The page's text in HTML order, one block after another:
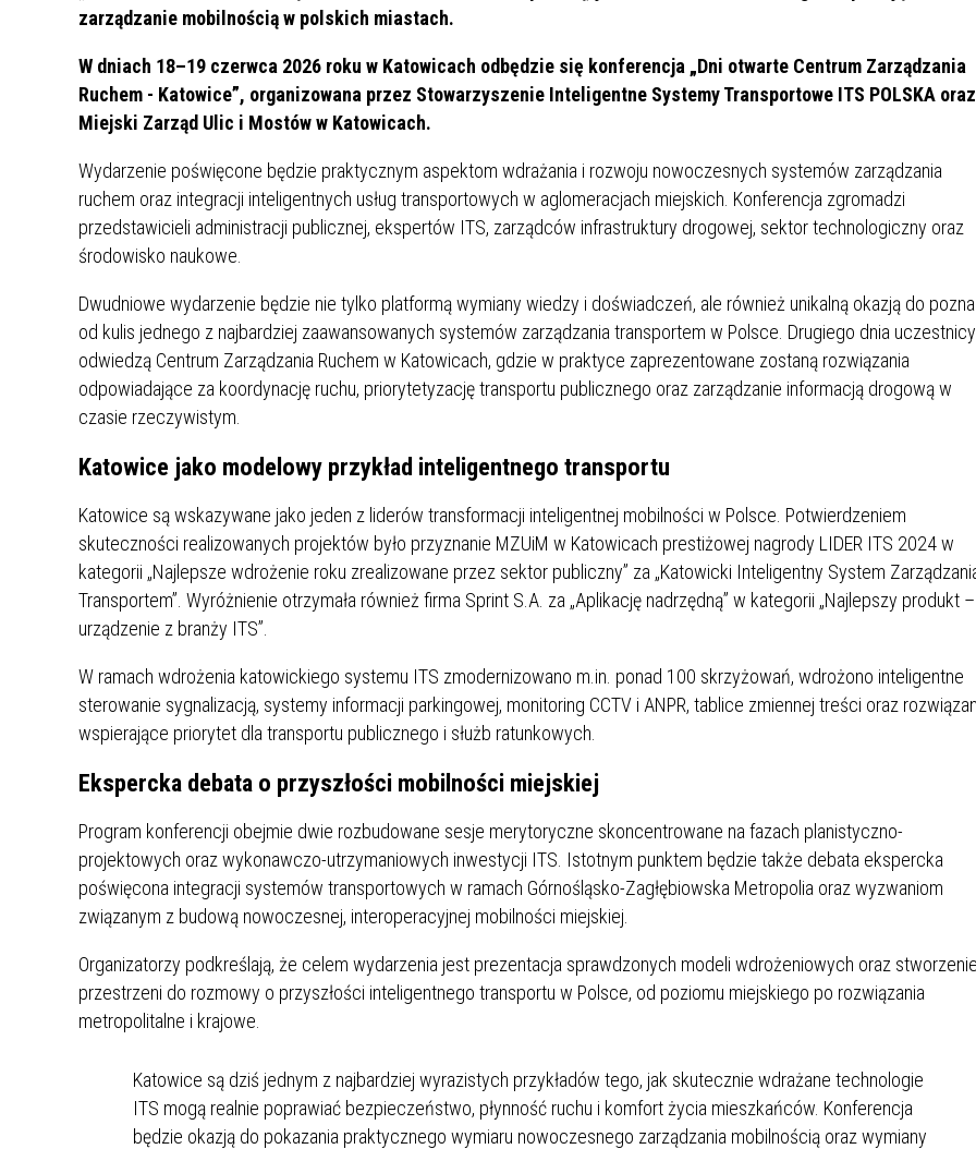
KARTA DUŻEJ RODZINY OFERTY PRACY
3+ GÓRĄ!"
AKTYWIZACJA SPOŁECZNO–
ZAWODOWA OSÓB
NIEPEŁNOSPRAWNYCH
PLAN OGÓLNY BĘDZIŃSKA KARTA SENIORA
PODATKI LOKALNE –
PODSTAWOWE INFORMACJE,
STAWKI I FORMULARZE
KAMPANIA EDUKACYJNO-
EKOLOGICZNA W RAMACH
LINEARNY
REJESTR DANYCH
KONTAKTOWYCH (RDK)
INFORMACJE ZUS INFORMACJE MOPS BĘDZIN INFORMACJE ARIMR
INFORMACJE KRUS
SZANSA – FORMY AKTYWNEGO
WSPARCIA OBSZARU
ZREWITALIZOWANEGO
MŁODZIEŻOWA RADA MIASTA
BĘDZINA
WYKAZ ZWIERZĄT
Z TERENU MIASTA
BĘDZIŃSKA AKADEMIA MAŁEGO
PORADY OD PRACA.PL
PROJEKT EKOLIDERKI
SPRAWIEDLIWEJ TRANSFORMACJI
PRACA W WOJSKU JAKO
WYMAGANIA, ZAROBKI
KONKURS FOTOGRAFICZNY
„METROPOLIA. PRZEZ PRYZMAT
WODY”
URZĄD KNF - XV EDYCJA
KONKURSU O NAGRODĘ
PRZEWODNICZĄCEGO KOMISJI
NAJLEPSZĄ PRACĘ DOKTORSKĄ Z
ZAKRESU RYNKU FINANSOWEGO
KATOWICE OTWIERAJĄ
CENTRUM ZARZĄDZANIA
PRZEPROWADZENIA OCENY
RYZYKA WEWNĘTRZNEGO
SYSTEMU WODOCIĄGOWEGO
UCZNIÓW
DLA WYRÓŻNIAJĄCYCH SIĘ
AWANS ZAWODOWY NAUCZYCIELI
ZAKŁADANIE PLACÓWEK
NIEPUBLICZNYCH
DOFINANSOWANIE
KSZTAŁCENIA
STYPENDIUM MIASTA BĘDZINA
PAŃSTWOWA SZKOŁA MUZYCZNA
I ST. IM. FRYDERYKA CHOPINA
ZADANIA
BUDŻETU PAŃSTWA
DOTACJE DLA NIEPUBLICZNYCH
SZKÓŁ I PRZEDSZKOLI W
BĘDZINIE
ZAPOMOGOWO-POŻYCZKOWA
PRACOWNIKÓW OŚWIATY
SZKÓŁ” Z WOJEWÓDZKIEGO
FUNDUSZU OCHRONY
ŚRODOWISKA I
WODNEJ W KATOWICACH
POMOC ZDROWOTNA DLA
SZANS EDUKACYJNYCH DZIECI I
MŁODZIEŻY „PRZYJAZNA SZKOŁA”
W LATACH 2025-2027
zarządzanie mobilnością w polskich miastach.
W dniach 18–19 czerwca 2026 roku w Katowicach odbędzie się konferencja „Dni otwarte Centrum Zarządzania
Ruchem - Katowice”, organizowana przez Stowarzyszenie Inteligentne Systemy Transportowe ITS POLSKA oraz
Miejski Zarząd Ulic i Mostów w Katowicach.
Wydarzenie poświęcone będzie praktycznym aspektom wdrażania i rozwoju nowoczesnych systemów zarządzania
ruchem oraz integracji inteligentnych usług transportowych w aglomeracjach miejskich. Konferencja zgromadzi
przedstawicieli administracji publicznej, ekspertów ITS, zarządców infrastruktury drogowej, sektor technologiczny oraz
środowisko naukowe.
Dwudniowe wydarzenie będzie nie tylko platformą wymiany wiedzy i doświadczeń, ale również unikalną okazją do
od kulis jednego z najbardziej zaawansowanych systemów zarządzania transportem w Polsce. Drugiego dnia uczestnicy
odwiedzą Centrum Zarządzania Ruchem w Katowicach, gdzie w praktyce zaprezentowane zostaną rozwiązania
odpowiadające za koordynację ruchu, priorytetyzację transportu publicznego oraz zarządzanie informacją drogową w
czasie rzeczywistym.
Katowice jako modelowy przykład inteligentnego transportu
Katowice są wskazywane jako jeden z liderów transformacji inteligentnej mobilności w Polsce. Potwierdzeniem
skuteczności realizowanych projektów było przyznanie MZUiM w Katowicach prestiżowej nagrody LIDER ITS 2024 w
kategorii „Najlepsze wdrożenie roku zrealizowane przez sektor publiczny” za „Katowicki Inteligentny System
Transportem”. Wyróżnienie otrzymała również firma Sprint S.A. za „Aplikację nadrzędną” w kategorii „Najlepszy produkt –
urządzenie z branży ITS”.
W ramach wdrożenia katowickiego systemu ITS zmodernizowano m.in. ponad 100 skrzyżowań, wdrożono inteligentne
sterowanie sygnalizacją, systemy informacji parkingowej, monitoring CCTV i ANPR, tablice zmiennej treści oraz
wspierające priorytet dla transportu publicznego i służb ratunkowych.
Ekspercka debata o przyszłości mobilności miejskiej
Program konferencji obejmie dwie rozbudowane sesje merytoryczne skoncentrowane na fazach planistyczno-
projektowych oraz wykonawczo-utrzymaniowych inwestycji ITS. Istotnym punktem będzie także debata ekspercka
poświęcona integracji systemów transportowych w ramach Górnośląsko-Zagłębiowska Metropolia oraz wyzwaniom
związanym z budową nowoczesnej, interoperacyjnej mobilności miejskiej.
Organizatorzy podkreślają, że celem wydarzenia jest prezentacja sprawdzonych modeli wdrożeniowych oraz
przestrzeni do rozmowy o przyszłości inteligentnego transportu w Polsce, od poziomu miejskiego po rozwiązania
metropolitalne i krajowe.
Katowice są dziś jednym z najbardziej wyrazistych przykładów tego, jak skutecznie wdrażane technologie
ITS mogą realnie poprawiać bezpieczeństwo, płynność ruchu i komfort życia mieszkańców. Konferencja
będzie okazją do pokazania praktycznego wymiaru nowoczesnego zarządzania mobilnością oraz wymiany